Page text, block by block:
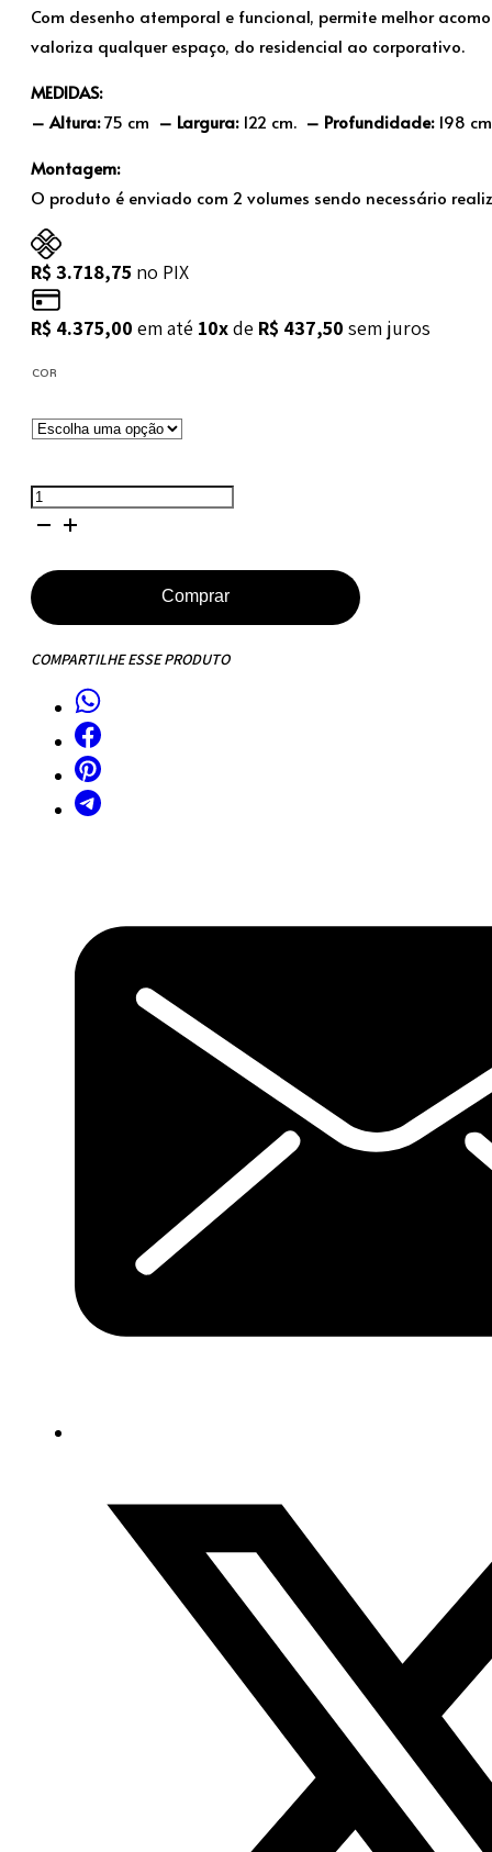
Com desenho atemporal e funcional, permite melhor
valoriza qualquer espaço, do residencial ao corporativo.
MEDIDAS:
– Altura:75 cm – Largura:122 cm. – Profundidade:198
Montagem:
O produto é enviado com 2 volumes sendo necessário
R$ 3.718,75 no PIX
R$ 4.375,00 em até 10xde R$ 437,50 sem juros
COR
Mesa
de
Saarinen
Tulipa
198x122
Quartzo
Comprar
COMPARTILHE ESSE PRODUTO